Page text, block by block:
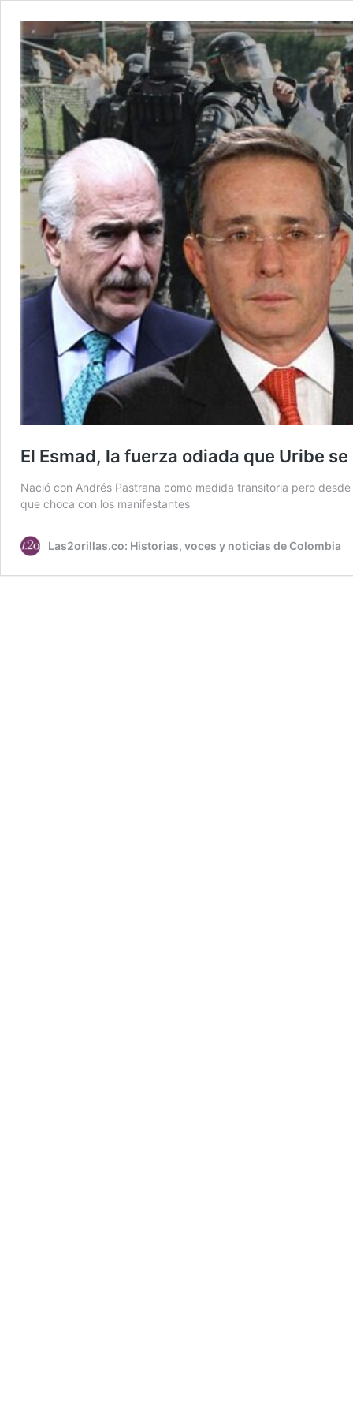
El Esmad, la fuerza odiada que Uribe
Nació con Andrés Pastrana como medida transitoria pero
que choca con los manifestantes
Las2orillas.co: Historias, voces y noticias de Colombia